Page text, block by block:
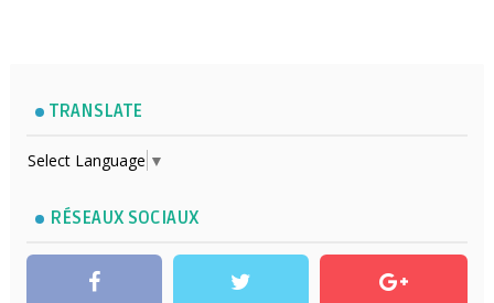
TRANSLATE
Select Language ▼
RÉSEAUX SOCIAUX